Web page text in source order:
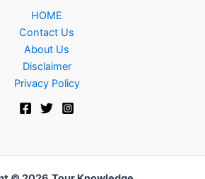
HOME
Contact Us
About Us
Disclaimer
Privacy Policy